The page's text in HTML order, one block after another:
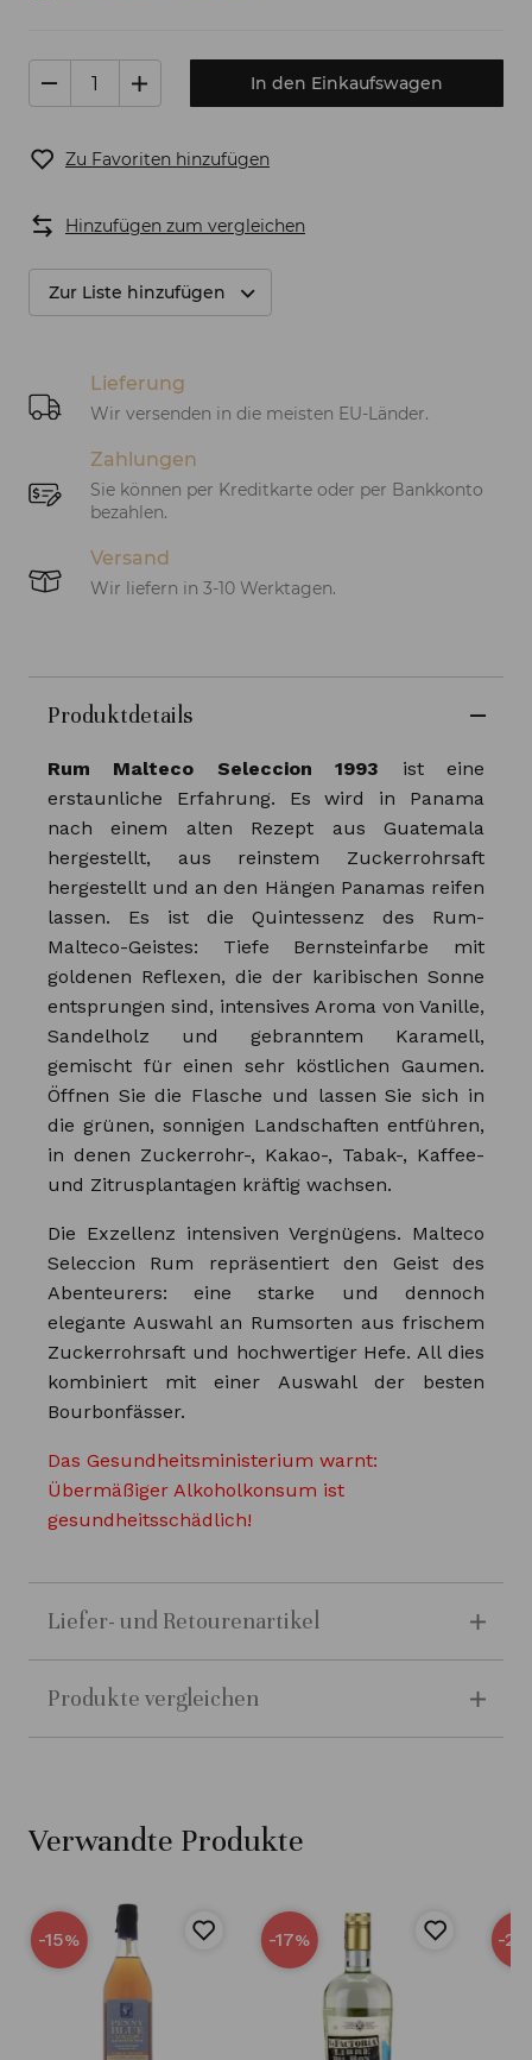
In den Einkaufswagen
Zu Favoriten hinzufügen
Hinzufügen zum vergleichen
Zur Liste hinzufügen
Lieferung
Wir versenden in die meisten EU-Länder.
Zahlungen
Sie können per Kreditkarte oder per Bankkonto
bezahlen.
Versand
Wir liefern in 3-10 Werktagen.
Produktdetails
Rum Malteco Seleccion 1993 ist eine
erstaunliche Erfahrung. Es wird in Panama
nach einem alten Rezept aus Guatemala
hergestellt, aus reinstem Zuckerrohrsaft
hergestellt und an den Hängen Panamas reifen
lassen. Es ist die Quintessenz des Rum-
Malteco-Geistes: Tiefe Bernsteinfarbe mit
goldenen Reflexen, die der karibischen Sonne
entsprungen sind, intensives Aroma von Vanille,
Sandelholz und gebranntem Karamell,
gemischt für einen sehr köstlichen Gaumen.
Öffnen Sie die Flasche und lassen Sie sich in
die grünen, sonnigen Landschaften entführen,
in denen Zuckerrohr-, Kakao-, Tabak-, Kaffee-
und Zitrusplantagen kräftig wachsen.
Die Exzellenz intensiven Vergnügens. Malteco
Seleccion Rum repräsentiert den Geist des
Abenteurers: eine starke und dennoch
elegante Auswahl an Rumsorten aus frischem
Zuckerrohrsaft und hochwertiger Hefe. All dies
kombiniert mit einer Auswahl der besten
Bourbonfässer.
Das Gesundheitsministerium warnt:
Übermäßiger Alkoholkonsum ist
gesundheitsschädlich!
Liefer- und Retourenartikel
Produkte vergleichen
Verwandte Produkte
-15% -17% -25